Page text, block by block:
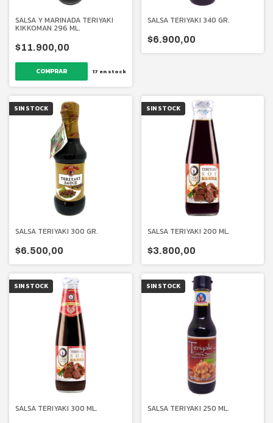
SALSA Y MARINADA TERIYAKI
KIKKOMAN 296 ML.
$11.900,00
17 en stock
SALSA TERIYAKI 340 GR.
$6.900,00
SIN STOCK
SALSA TERIYAKI 300 GR.
$6.500,00
SIN STOCK
SALSA TERIYAKI 200 ML.
$3.800,00
SIN STOCK
SALSA TERIYAKI 300 ML.
SIN STOCK
SALSA TERIYAKI 250 ML.